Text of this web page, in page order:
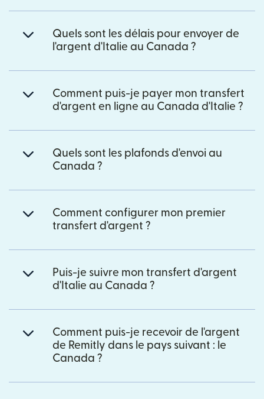
Quels sont les délais pour envoyer de
l'argent d'Italie au Canada ?
Comment puis-je payer mon transfert
d'argent en ligne au Canada d'Italie ?
Quels sont les plafonds d'envoi au
Canada ?
Comment configurer mon premier
transfert d'argent ?
Puis-je suivre mon transfert d'argent
d'Italie au Canada ?
Comment puis-je recevoir de l'argent
de Remitly dans le pays suivant : le
Canada ?